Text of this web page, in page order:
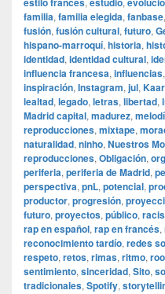
familia, familia elegida, fanbase,
fusión, fusión cultural, futuro,
hispano-marroquí, historia,
identidad, identidad cultural,
influencia francesa, influencias,
inspiración, Instagram, jul,
lealtad, legado, letras, libertad,
Madrid capital, madurez,
reproducciones, mixtape,
naturalidad, ninho, Nuestros
reproducciones, Obligación,
periferia, periferia de Madrid,
perspectiva, pnL, potencial,
productor, progresión,
futuro, proyectos, público,
rap en español, rap en francés,
reconocimiento tardío, redes
respeto, retos, rimas, ritmo,
sentimiento, sinceridad, Sito,
tradicionales, Spotify,